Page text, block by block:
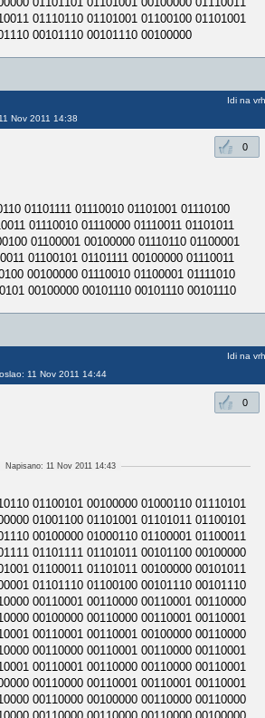
Nov 2011 14:38
Idi na vrh
0
01101111 01110010 01101001 01110100
01110010 01110000 01110011 01101011
01100001 00100000 01110110 01100001
01100101 01101111 00100000 01110011
00100000 01110010 01100001 01111010
00100000 00101110 00101110 00101110
11 Nov 2011 14:44
Idi na vrh
0
Napisano: 11 Nov 2011 14:43
01100101 00100000 01000110 01110101
01001100 01101001 01101011 01100101
00100000 01000110 01100001 01100011
01101111 01101011 00101100 00100000
01100011 01101011 00100000 00101011
01101110 01100100 00101110 00101110
00110001 00110000 00110001 00110000
00100000 00110000 00110001 00110001
00110001 00110001 00100000 00110000
00110000 00110001 00110000 00110001
00110001 00110000 00110000 00110001
00110000 00110001 00110001 00110001
00110000 00100000 00110000 00110000